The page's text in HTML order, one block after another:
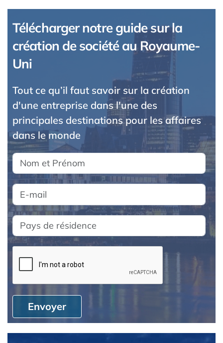
Télécharger notre guide sur la
création de société au Royaume-
Uni
Tout ce qu’il faut savoir sur la création
d'une entreprise dans l'une des
principales destinations pour les affaires
dans le monde
Envoyer